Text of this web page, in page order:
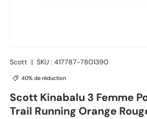
Scott | SKU : 417787-7801390
40% de réduction
Scott Kinabalu 3 Femme
Trail Running Orange